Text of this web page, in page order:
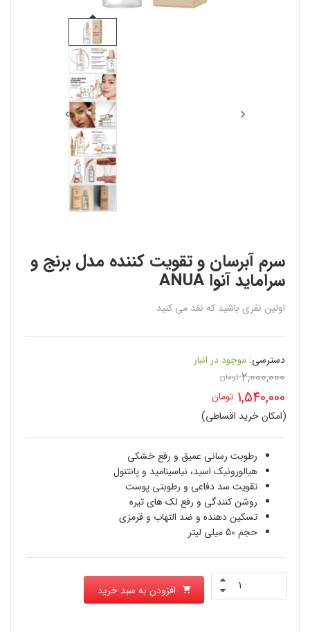
سرم آبرسان و تقویت کننده مدل برنج و
سراماید آنوا ANUA
اولین نفری باشید که نقد می کنید
دسترسی: موجود در انبار
2,000,000 تومان
اصلی
2,000,000 تومان
بود.
1,540,000 تومان
قیمت
فعلی
1,540,000 تومان
است.
(امکان خرید اقساطی)
رطوبت رسانی عمیق و رفع خشکی
هیالورونیک اسید، نیاسینامید و پانتنول
تقویت سد دفاعی و رطوبتی پوست
روشن کنندگی و رفع لک های تیره
تسکین دهنده و ضد التهاب و قرمزی
حجم 50 میلی لیتر
افزودن به سبد خرید